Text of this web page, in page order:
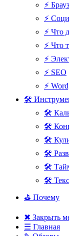
⚡
⚡
⚡ Что
⚡ Что
⚡
⚡ SEO
⚡
🛠
🛠
🛠
🛠
🛠
🛠
🛠
⛳ Почему
✖ Закрыть
☰ Главная